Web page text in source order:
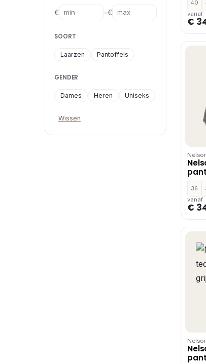
€ –€
SOORT
Laarzen Pantoffels
GENDER
Dames Heren Uniseks
Wissen
40
vanaf
€
36
vanaf
€